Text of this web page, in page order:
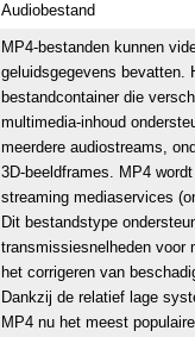
Audiobestand
MP4-bestanden kunnen
geluidsgegevens bevatten.
bestandcontainer die
multimedia-inhoud
meerdere audiostreams,
3D-beeldframes. MP4
streaming mediaservices
Dit bestandstype
transmissiesnelheden voor
het corrigeren van
Dankzij de relatief lage
MP4 nu het meest